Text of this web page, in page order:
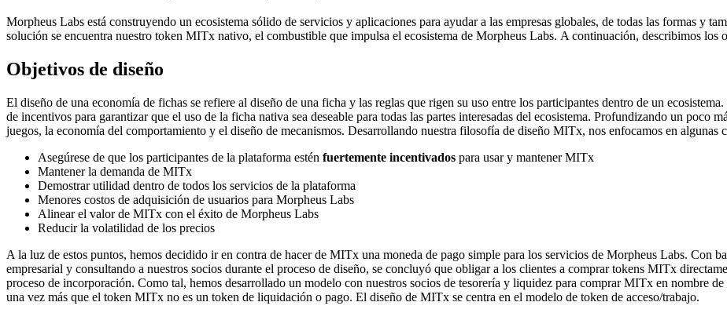
Morpheus Labs está construyendo un ecosistema sólido de servicios y aplicaciones para ayudar a las empresas globales, de todas las formas y
solución se encuentra nuestro token MITx nativo, el combustible que impulsa el ecosistema de Morpheus Labs. A continuación, describimos los
Objetivos de diseño
El diseño de una economía de fichas se refiere al diseño de una ficha y las reglas que rigen su uso entre los participantes dentro de un
de incentivos para garantizar que el uso de la ficha nativa sea deseable para todas las partes interesadas del ecosistema. Profundizando un poco
juegos, la economía del comportamiento y el diseño de mecanismos. Desarrollando nuestra filosofía de diseño MITx, nos enfocamos en algunas
Asegúrese de que los participantes de la plataforma estén fuertemente incentivados para usar y mantener MITx
Mantener la demanda de MITx
Demostrar utilidad dentro de todos los servicios de la plataforma
Menores costos de adquisición de usuarios para Morpheus Labs
Alinear el valor de MITx con el éxito de Morpheus Labs
Reducir la volatilidad de los precios
A la luz de estos puntos, hemos decidido ir en contra de hacer de MITx una moneda de pago simple para los servicios de Morpheus Labs. Con
empresarial y consultando a nuestros socios durante el proceso de diseño, se concluyó que obligar a los clientes a comprar tokens MITx
proceso de incorporación. Como tal, hemos desarrollado un modelo con nuestros socios de tesorería y liquidez para comprar MITx en nombre
una vez más que el token MITx no es un token de liquidación o pago. El diseño de MITx se centra en el modelo de token de acceso/trabajo.